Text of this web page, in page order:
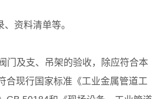
资料清单等。
门及支、吊架的验收，除应符合本
合现行国家标准《工业金属管道工